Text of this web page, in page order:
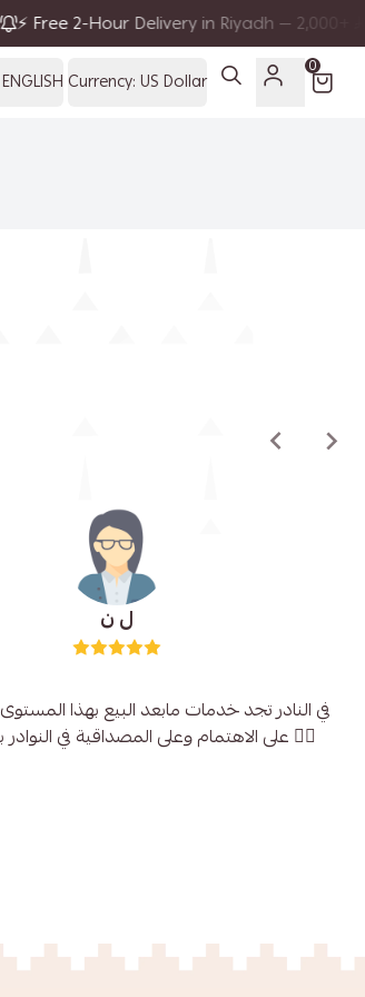
2-Hour Delivery in Riyadh — 2,000+
ENGLISHCurrency:US Dollar
0
ل ن
في النادر تجد خدمات مابعد البيع بهذا
على الاهتمام وعلى المصداقية في النوادر بكافة أنواعها 👍🏻